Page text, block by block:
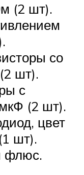
(2 шт).
со
шт).
с
(2 шт).
цвет
шт).
флюс.